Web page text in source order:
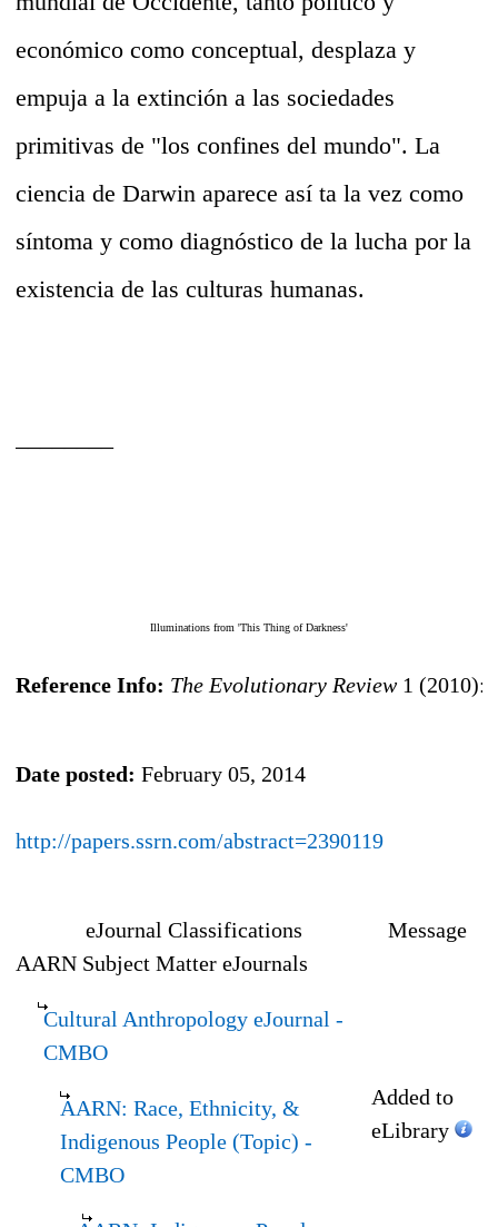
económico como conceptual, desplaza y
empuja a la extinción a las sociedades
primitivas de "los confines del mundo". La
ciencia de Darwin aparece así ta la vez como
síntoma y como diagnóstico de la lucha por la
existencia de las culturas humanas.
Illuminations from 'This Thing of Darkness'
Reference Info: The Evolutionary Review1 (2010):
Date posted: February 05, 2014
http://papers.ssrn.com/abstract=2390119
eJournal Classifications
Message
AARN Subject Matter eJournals
Cultural Anthropology eJournal -
CMBO
AARN: Race, Ethnicity, &
Indigenous People (Topic) -
CMBO
Added to
eLibrary